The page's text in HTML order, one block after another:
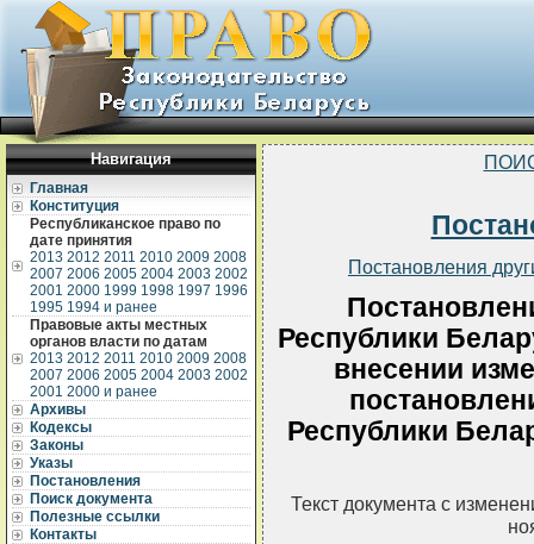
Навигация
Главная
Конституция
Республиканское право по
дате принятия
2013 2012 2011 2010 2009 2008
2007 2006 2005 2004 2003 2002
2001 2000 1999 1998 1997 1996
1995 1994 и ранее
Правовые акты местных
органов власти по датам
2013 2012 2011 2010 2009 2008
2007 2006 2005 2004 2003 2002
2001 2000 и ранее
Архивы
Кодексы
Законы
Указы
Постановления
Поиск документа
Полезные ссылки
Контакты
Постановления
Республики
внесении
Республики
Текст документа с